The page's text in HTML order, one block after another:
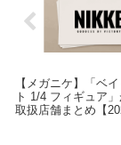
【メガニケ】「ベ
ト 1/4 フィギュア
取扱店舗まとめ【